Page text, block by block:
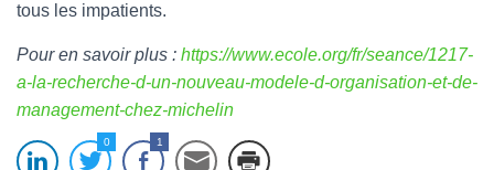
tous les impatients.
Pour en savoir plus : https://www.ecole.org/fr/seance/1217-
a-la-recherche-d-un-nouveau-modele-d-organisation-et-de-
management-chez-michelin
0 1